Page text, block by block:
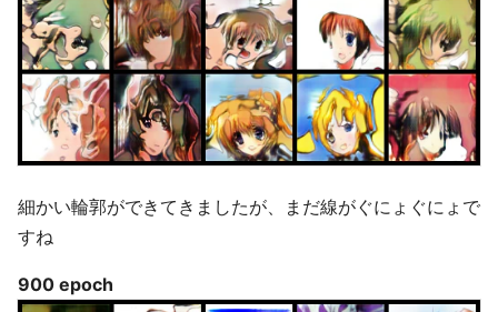
細かい輪郭ができてきましたが、まだ線がぐにょぐにょで
すね
900 epoch